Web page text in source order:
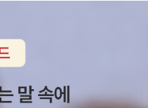
행사도 지원하는 거라 따로